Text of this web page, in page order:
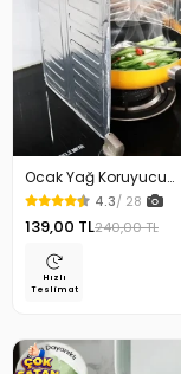
Ocak Yağ Koruyucu
Alüminyum Levha
Cm
4.3/ 28
139,00 TL240,00 TL
Hızlı
Teslimat